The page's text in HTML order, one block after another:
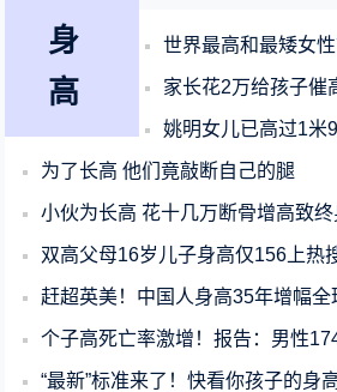
身
高
世界最高和最矮女性首次同框引围观：
家长花2万给孩子催高10厘米引热议：国内中
姚明女儿已高过1米9的叶莉：网
为了长高 他们竟敲断自己的腿
小伙为长高 花十几万断骨增高致终身伤残：医生
双高父母16岁儿子身高仅156上热搜！中国人最新身高标准
赶超英美！中国人身高35年增幅全球第一 19岁男性
个子高死亡率激增！报告：男性174cm 女性158cm
“最新”标准来了！快看你孩子的身